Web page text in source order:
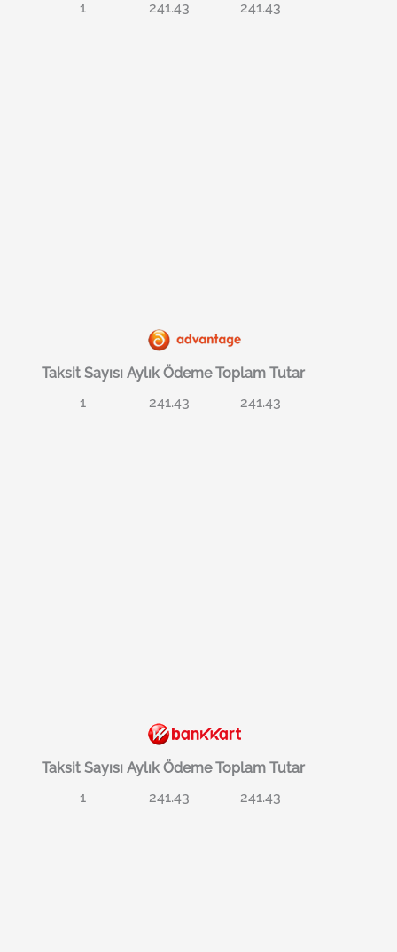
1
241.43 241.43
Taksit Sayısı Aylık Ödeme Toplam Tutar
1
241.43 241.43
Taksit Sayısı Aylık Ödeme Toplam Tutar
1
241.43 241.43